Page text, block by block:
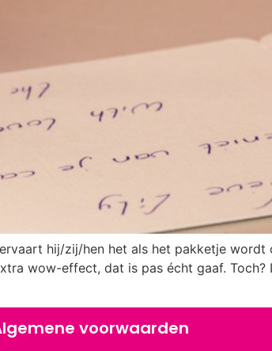
hij/zij/hen het als het pakketje wordt
wow-effect, dat is pas écht gaaf. Toch?
voorwaarden